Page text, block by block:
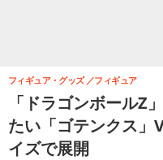
「ドラゴンボールZ
たい「ゴテンクス」
イズで展開
フィギュア・グッズ フィギュア